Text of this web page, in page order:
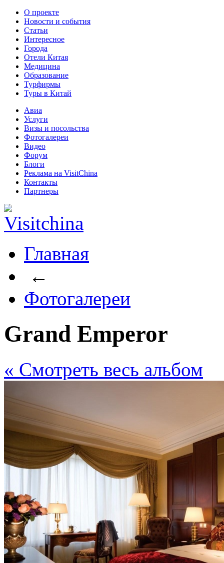
О проекте
Новости и события
Статьи
Интересное
Города
Отели Китая
Медицина
Образование
Турфирмы
Туры в Китай
Авиа
Услуги
Визы и посольства
Фотогалереи
Видео
Форум
Блоги
Реклама на VisitChina
Контакты
Партнеры
Главная
←
Фотогалереи
Grand Emperor
« Cмотреть весь альбом